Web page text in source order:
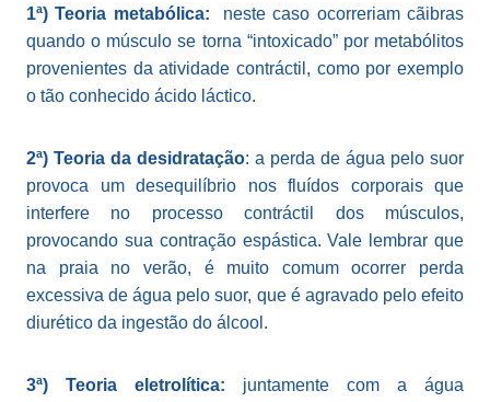
1ª) Teoria metabólica: neste caso ocorreriam cãibras
quando o músculo se torna “intoxicado” por metabólitos
provenientes da atividade contráctil, como por exemplo
o tão conhecido ácido láctico.
2ª) Teoria da desidratação: a perda de água pelo suor
provoca um desequilíbrio nos fluídos corporais que
interfere no processo contráctil dos músculos,
provocando sua contração espástica. Vale lembrar que
na praia no verão, é muito comum ocorrer perda
excessiva de água pelo suor, que é agravado pelo efeito
diurético da ingestão do álcool.
3ª) Teoria eletrolítica: juntamente com a água